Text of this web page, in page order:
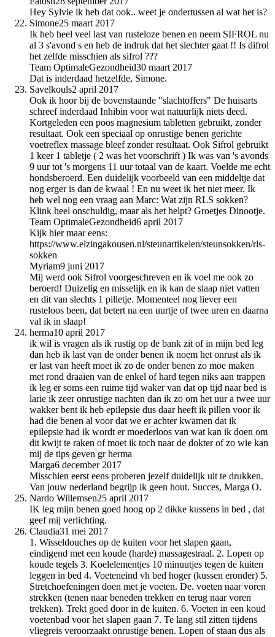
Hey Sylvie ik heb dat ook.. weet je ondertussen al wat het is?
Simone25 maart 2017
Ik heb heel veel last van rusteloze benen en neem SIFROL nu
al 3 s'avond s en heb de indruk dat het slechter gaat !! Is difrol
het zelfde misschien als sifrol ???
Team OptimaleGezondheid30 maart 2017
Dat is inderdaad hetzelfde, Simone.
Savelkouls2 april 2017
Ook ik hoor bij de bovenstaande "slachtoffers" De huisarts
schreef inderdaad Inhibin voor wat natuurlijk niets deed.
Kortgeleden een poos magnesium tabletten gebruikt, zonder
resultaat. Ook een speciaal op onrustige benen gerichte
voetreflex massage bleef zonder resultaat. Ook Sifrol gebruikt
1 keer 1 tabletje ( 2 was het voorschrift ) Ik was van 's avonds
9 uur tot 's morgens 11 uur totaal van de kaart. Voelde me echt
hondsberoerd. Een duidelijk voorbeeld van een middeltje dat
nog erger is dan de kwaal ! En nu weet ik het niet meer. Ik
heb wel nog een vraag aan Marc: Wat zijn RLS sokken?
Klink heel onschuldig, maar als het helpt? Groetjes Dinootje.
Team OptimaleGezondheid6 april 2017
Kijk hier maar eens:
https://www.elzingakousen.nl/steunartikelen/steunsokken/rls-
sokken
Myriam9 juni 2017
Mij werd ook Sifrol voorgeschreven en ik voel me ook zo
beroerd! Duizelig en misselijk en ik kan de slaap niet vatten
en dit van slechts 1 pilletje. Momenteel nog liever een
rusteloos been, dat betert na een uurtje of twee uren en daarna
val ik in slaap!
herma10 april 2017
ik wil is vragen als ik rustig op de bank zit of in mijn bed leg
dan heb ik last van de onder benen ik noem het onrust als ik
er last van heeft moet ik zo de onder benen zo moe maken
met rond draaien van de enkel of hard tegen niks aan trappen
ik leg er soms een ruime tijd waker van dat op tijd naar bed is
larie ik zeer onrustige nachten dan ik zo om het uur a twee uur
wakker bent ik heb epilepsie dus daar heeft ik pillen voor ik
had die benen al voor dat we er achter kwamen dat ik
epilepsie had ik wordt er moederloos van wat kan ik doen om
dit kwijt te raken of moet ik toch naar de dokter of zo wie kan
mij de tips geven gr herma
Marga6 december 2017
Misschien eerst eens proberen jezelf duidelijk uit te drukken.
Van jouw nederland begrijp ik geen hout. Succes, Marga O.
Nardo Willemsen25 april 2017
IK leg mijn benen goed hoog op 2 dikke kussens in bed , dat
geef mij verlichting.
Claudia31 mei 2017
1. Wisseldouches op de kuiten voor het slapen gaan,
eindigend met een koude (harde) massagestraal. 2. Lopen op
koude tegels 3. Koelelementjes 10 minuutjes tegen de kuiten
leggen in bed 4. Voeteneind vh bed hoger (kussen eronder) 5.
Stretchoefeningen doen met je voeten. De. voeten naar voren
strekken (tenen naar beneden trekken en terug naar voren
trekken). Trekt goed door in de kuiten. 6. Voeten in een koud
voetenbad voor het slapen gaan 7. Te lang stil zitten tijdens
vliegreis veroorzaakt onrustige benen. Lopen of staan dus als